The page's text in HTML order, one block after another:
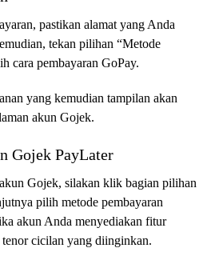
pastikan alamat yang Anda
tekan pilihan “Metode
cara pembayaran GoPay.
yang kemudian tampilan akan
akun Gojek.
Gojek PayLater
Gojek, silakan klik bagian pilihan
pilih metode pembayaran
akun Anda menyediakan fitur
cicilan yang diinginkan.